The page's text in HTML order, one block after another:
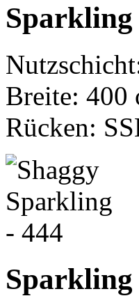
Sparkling
Breite: 400
Rücken:
Sparkling